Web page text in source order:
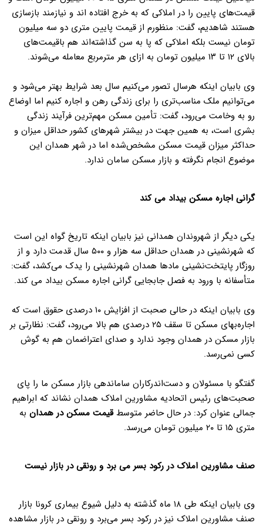
قیمت‌های پایین را در املاکی که به خرج افتاده اند و نیازمند بازسازی
هستند شاهدیم، گفت: منظورم از قیمت پایین متری دو سه میلیون
تومان نیست بلکه املاکی که پا به سن گذاشته‌اند هم باقیمت‌های
بالای ۱۲ تا ۱۳ میلیون تومان به ازای هر مترمربع معامله می‌شوند.
وی بابیان اینکه هرسال تصور می‌کنیم سال بعد شرایط بهتر می‌شود و
می‌توانیم ملک مناسب‌تری را برای زندگی رهن و اجاره کنیم اما اوضاع
رو به وخامت می‌رود، گفت: تأمین مسکن مهم‌ترین فرآیند زندگی
بشری است، به همین جهت در بیشتر شهرهای کشور حداقل میزان و
حداکثر میزان قیمت مسکن مشخص‌شده اما در شهر همدان این
موضوع انجام نگرفته و بازار مسکن سامان ندارد.
گرانی اجاره مسکن بیداد می کند
یکی دیگر از شهروندان همدانی نیز بابیان اینکه تاریخ گواه این است
که شهرنشینی در همدان حداقل سه هزار و ۵۰۰ سال قدمت دارد و از
روزگار پایتخت‌نشینی مادها همدان شهرنشینی را یدک می‌کشد، گفت:
متأسفانه با ورود به فصل جابجایی گرانی اجاره مسکن بیداد می کند.
وی بابیان اینکه در حالی صحبت از افزایش ۱۰ درصدی حقوق است که
اجاره‌بهای مسکن تا سقف ۲۵ درصدی هم بالا می‌رود، گفت: نظارتی بر
بازار مسکن در همدان وجود ندارد و صدای اعتراضمان هم به گوش
کسی نمی‌رسد.
گفتگو با مسئولان و دست‌اندرکاران ساماندهی بازار مسکن ما را پای
صحبت‌های رئیس اتحادیه مشاورین املاک همدان نشاند که ابراهیم
جمالی عنوان کرد: در حال حاضر متوسطقیمت مسکن در همدان به
متری ۱۵ تا ۲۰ میلیون تومان می‌رسد.
صنف مشاورین املاک در رکود بسر می برد و رونقی در بازار نیست
وی بابیان اینکه طی ۱۸ ماه گذشته به دلیل شیوع بیماری کرونا بازار
صنف مشاورین املاک نیز در رکود بسر می‌برد و رونقی در بازار مشاهده